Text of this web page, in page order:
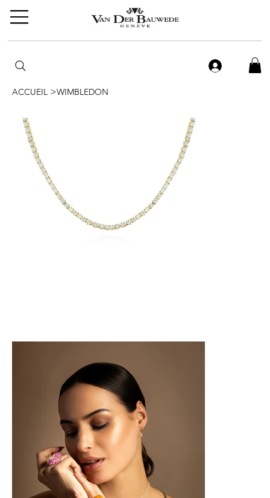
ACCUEIL >WIMBLEDON